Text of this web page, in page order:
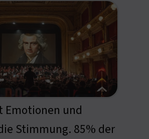
Emotionen und
Stimmung. 85% der